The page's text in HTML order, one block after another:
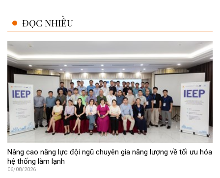
ĐỌC NHIỀU
Nâng cao năng lực đội ngũ chuyên gia năng lượng về tối ưu hóa
hệ thống làm lạnh
06/08/2026